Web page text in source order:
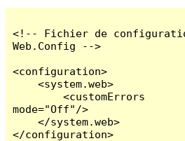
<!-- Fichier de
Web.Config -->
<configuration>
    <system.web>
        <customErrors
mode="Off"/>
    </system.web>
</configuration>